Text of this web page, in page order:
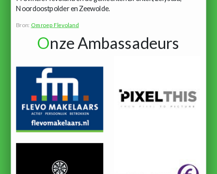
Noordoostpolder en Zeewolde.
Bron: Omroep Flevoland
Onze Ambassadeurs